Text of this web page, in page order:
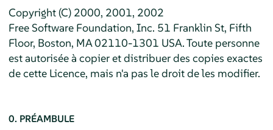
Copyright (C) 2000, 2001, 2002
Free Software Foundation, Inc. 51 Franklin St, Fifth
Floor, Boston, MA 02110-1301 USA. Toute personne
est autorisée à copier et distribuer des copies exactes
de cette Licence, mais n'a pas le droit de les modifier.
0. PRÉAMBULE